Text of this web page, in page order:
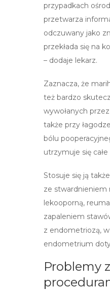
przypadkach
przetwarza
odczuwany jako
przekłada się na
– dodaje lekarz.
Zaznacza, że
też bardzo
wywołanych
także przy
bólu
utrzymuje się
Stosuje się ją
ze stwardnieniem
lekooporną,
zapaleniem
z endometriozą,
endometrium
Problemy z